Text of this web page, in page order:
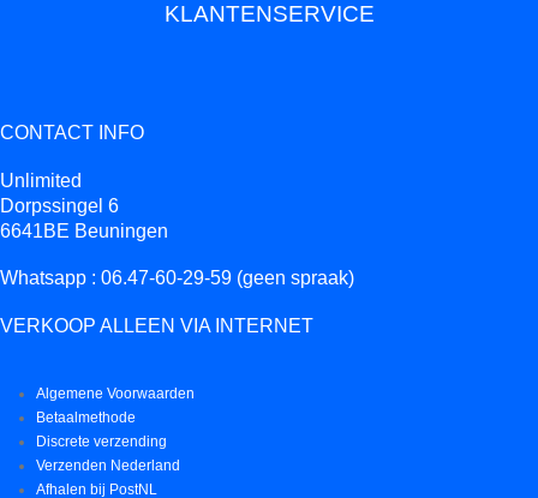
KLANTENSERVICE
CONTACT INFO
Unlimited
Dorpssingel 6
6641BE Beuningen
Whatsapp : 06.47-60-29-59 (geen spraak)
VERKOOP ALLEEN VIA INTERNET
Algemene Voorwaarden
Betaalmethode
Discrete verzending
Verzenden Nederland
Afhalen bij PostNL